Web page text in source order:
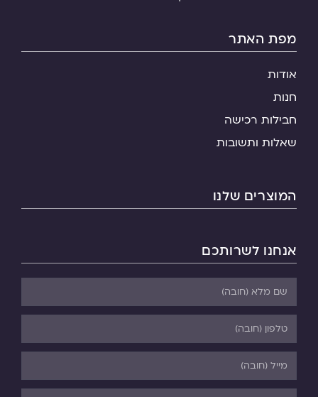
מפת האתר
אודות
חנות
חבילות רכישה
שאלות ותשובות
המוצרים שלנו
אנחנו לשרותכם